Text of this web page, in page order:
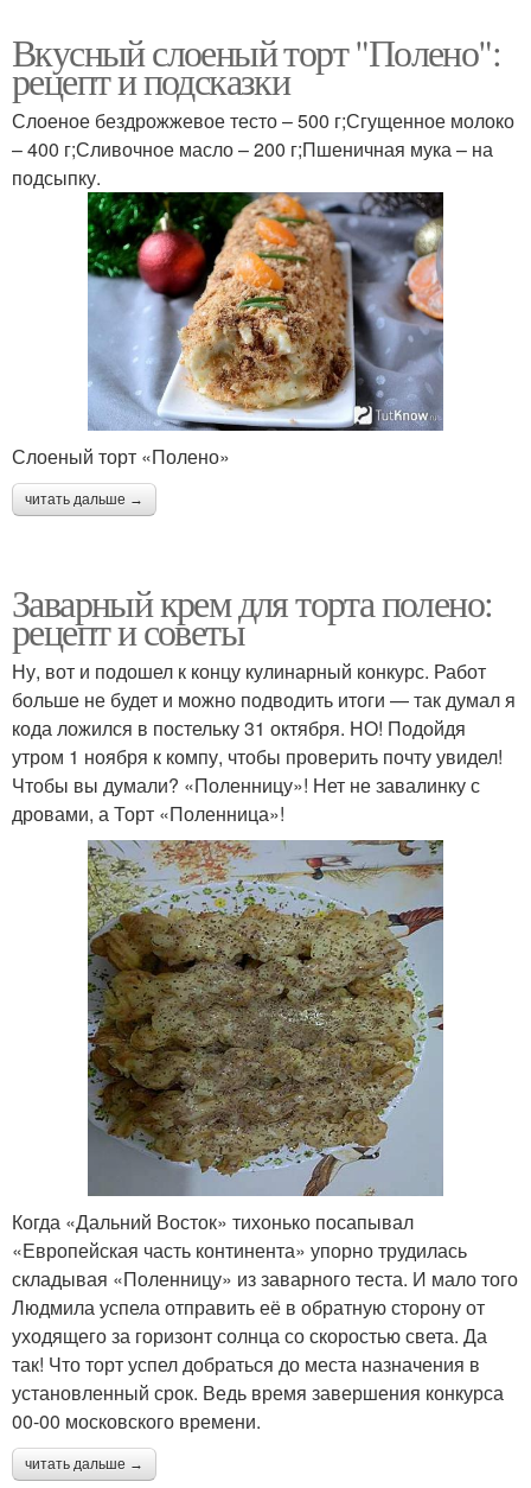
Вкусный слоеный торт "Полено":
рецепт и подсказки
Слоеное бездрожжевое тесто – 500 г;Сгущенное молоко
– 400 г;Сливочное масло – 200 г;Пшеничная мука – на
подсыпку.
Слоеный торт «Полено»
читать дальше →
Заварный крем для торта полено:
рецепт и советы
Ну, вот и подошел к концу кулинарный конкурс. Работ
больше не будет и можно подводить итоги — так думал я
кода ложился в постельку 31 октября. НО! Подойдя
утром 1 ноября к компу, чтобы проверить почту увидел!
Чтобы вы думали? «Поленницу»! Нет не завалинку с
дровами, а Торт «Поленница»!
Когда «Дальний Восток» тихонько посапывал
«Европейская часть континента» упорно трудилась
складывая «Поленницу» из заварного теста. И мало того
Людмила успела отправить её в обратную сторону от
уходящего за горизонт солнца со скоростью света. Да
так! Что торт успел добраться до места назначения в
установленный срок. Ведь время завершения конкурса
00-00 московского времени.
читать дальше →